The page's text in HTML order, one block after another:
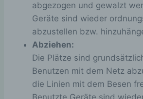
abgezogen und gewalzt
Geräte sind wieder
abzustellen bzw.
Abziehen:
Die Plätze sind
Benutzen mit dem Netz
die Linien mit dem Besen
Allgemeine Cookies
Die nachfolgenden Cookies zählen
Cookies von WordPress
Name Zweck